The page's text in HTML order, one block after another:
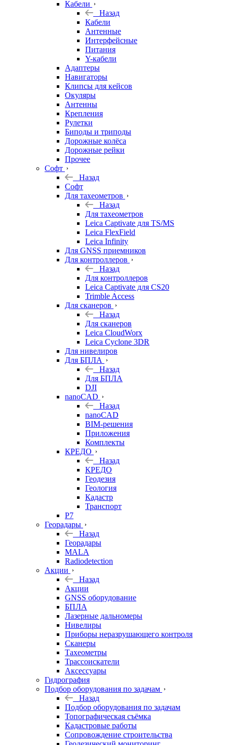
Кабели
Назад
Кабели
Антенные
Интерфейсные
Питания
Y-кабели
Адаптеры
Навигаторы
Клипсы для кейсов
Окуляры
Антенны
Крепления
Рулетки
Биподы и триподы
Дорожные колёса
Дорожные рейки
Прочее
Софт
Назад
Софт
Для тахеометров
Назад
Для тахеометров
Leica Captivate для TS/MS
Leica FlexField
Leica Infinity
Для GNSS приемников
Для контроллеров
Назад
Для контроллеров
Leica Captivate для CS20
Trimble Access
Для сканеров
Назад
Для сканеров
Leica CloudWorx
Leica Cyclone 3DR
Для нивелиров
Для БПЛА
Назад
Для БПЛА
DJI
nanoCAD
Назад
nanoCAD
BIM-решения
Приложения
Комплекты
КРЕДО
Назад
КРЕДО
Геодезия
Геология
Кадастр
Транспорт
Р7
Георадары
Назад
Георадары
MALA
Radiodetection
Акции
Назад
Акции
GNSS оборудование
БПЛА
Лазерные дальномеры
Нивелиры
Приборы неразрушающего контроля
Сканеры
Тахеометры
Трассоискатели
Аксессуары
Гидрография
Подбор оборудования по задачам
Назад
Подбор оборудования по задачам
Топографическая съёмка
Кадастровые работы
Сопровождение строительства